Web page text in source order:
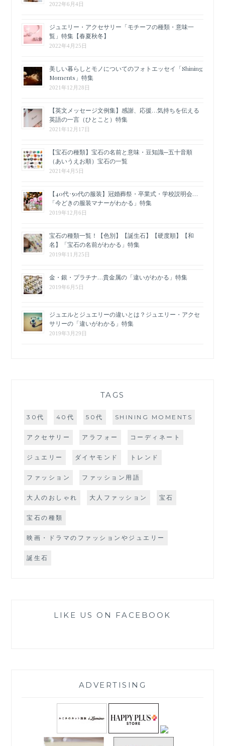
2022年6月4日
ジュエリー・アクセサリー「モチーフの種類・意味一
覧」特集【春夏秋冬】
2022年4月25日
美しい暮らしとモノについてのフォトエッセイ「Shining
Moments」特集
2021年12月28日
【英文メッセージ文例集】感謝、応援…気持ちを伝える
英語の一言（ひとこと）特集
2021年12月17日
【宝石の種類】宝石の名前と意味・豆知識─五十音順
（あいうえお順）宝石の一覧
2021年4月5日
【40代･50代の服装】冠婚葬祭・卒業式・学校説明会…
「今どきの服装マナーがわかる」特集
2019年12月6日
宝石の種類一覧！【色別】【誕生石】【硬度順】【和
名】「宝石の名前がわかる」特集
2019年11月25日
金・銀・プラチナ…貴金属の「違いがわかる」特集
2019年6月5日
ジュエルとジュエリーの違いとは？ジュエリー・アクセ
サリーの「違いがわかる」特集
2019年3月29日
TAGS
30代 40代 50代 SHINING MOMENTS
アクセサリー アラフォー コーディネート
ジュエリー ダイヤモンド トレンド
ファッション ファッション用語
大人のおしゃれ 大人ファッション 宝石
宝石の種類
映画・ドラマのファッションやジュエリー
誕生石
LIKE US ON FACEBOOK
ADVERTISING